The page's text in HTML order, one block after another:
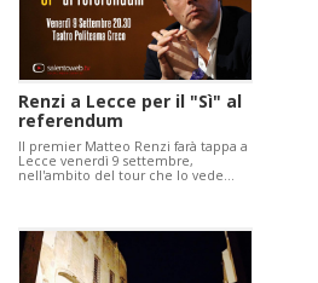
Renzi a Lecce per il "Sì" al
referendum
Il premier Matteo Renzi farà tappa a
Lecce venerdì 9 settembre,
nell'ambito del tour che lo vede…